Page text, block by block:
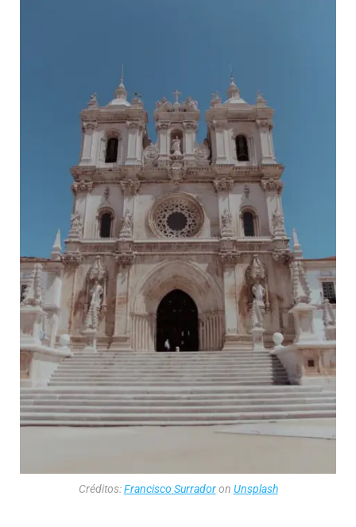
Créditos:Francisco Surradoron Unsplash